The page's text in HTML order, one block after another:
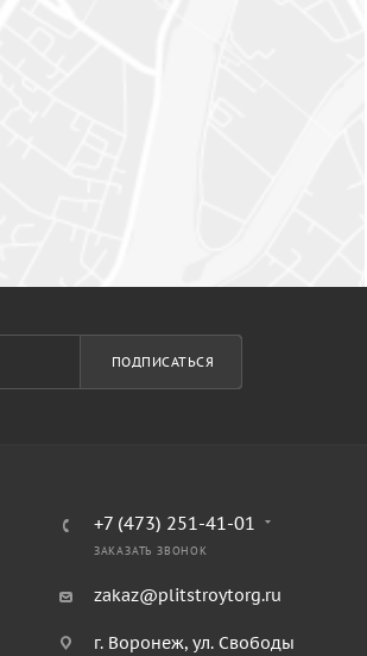
ПОДПИСАТЬСЯ
+7 (473) 251-41-01
ЗАКАЗАТЬ ЗВОНОК
zakaz@plitstroytorg.ru
г. Воронеж, ул. Свободы